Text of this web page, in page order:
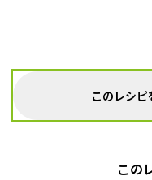
このレシ
この